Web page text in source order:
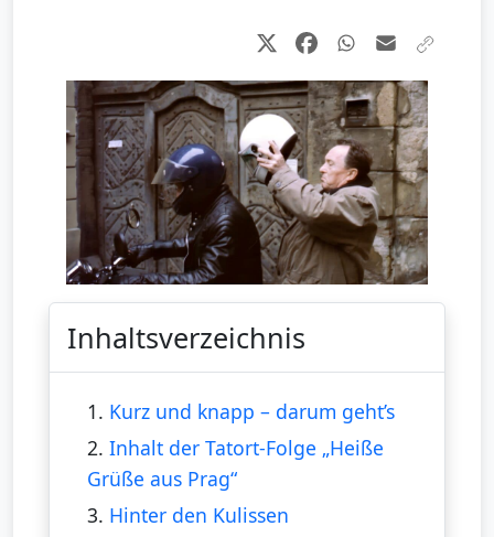
Inhaltsverzeichnis
1. Kurz und knapp – darum geht’s
2. Inhalt der Tatort-Folge „Heiße
Grüße aus Prag“
3. Hinter den Kulissen